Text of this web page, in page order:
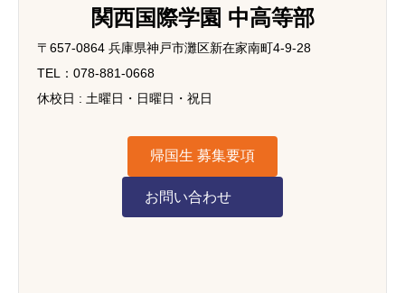
関西国際学園 中高等部
〒657-0864 兵庫県神戸市灘区新在家南町4-9-28
TEL：078-881-0668
休校日 : 土曜日・日曜日・祝日
帰国生 募集要項
お問い合わせ